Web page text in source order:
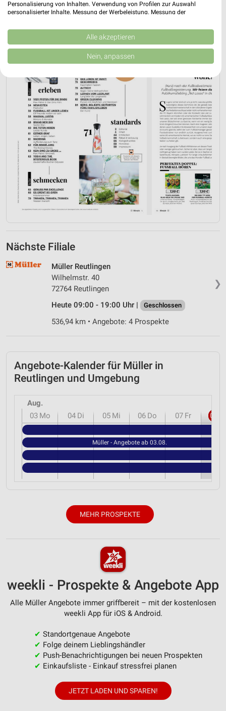
Nächste Filiale
❯
Müller Reutlingen
Wilhelmstr. 40
72764 Reutlingen
Heute 09:00 - 19:00 Uhr |
Geschlossen
536,94 km • Angebote: 4 Prospekte
Angebote-Kalender für Müller in
Reutlingen und Umgebung
Aug.
03 Mo 04 Di 05 Mi 06 Do 07 Fr 08
Müller - Angebote ab 03.08.
MEHR PROSPEKTE
weekli - Prospekte & Angebote App
Alle Müller Angebote immer griffbereit – mit der kostenlosen
weekli App für iOS & Android.
✔ Standortgenaue Angebote
✔ Folge deinem Lieblingshändler
✔ Push-Benachrichtigungen bei neuen Prospekten
✔ Einkaufsliste - Einkauf stressfrei planen
JETZT LADEN UND SPAREN!
Personalisierung von Inhalten. Verwendung von Profilen zur Auswahl
personalisierter Inhalte. Messung der Werbeleistung. Messung der
Kombinationen von Daten aus verschiedenen Quellen. Entwicklung und
Verbesserung der Angebote. Verwendung reduzierter Daten zur Auswahl
von Inhalten.
Daten können außerhalb der Europäischen Union weitergegeben und in die
USA gesendet werden.
Website/App.
Partnerliste anzeigen (1 IAB-Anbieter)
Wir nutzen Ihre Daten für folgende Zwecke:
IAB-Verarbeitungszwecke:
Speichern von oder Zugriff auf Informationen
auf einem Endgerät
Verwendung reduzierter Daten zur Auswahl von
Werbeanzeigen
Erstellung von Profilen für personalisierte
Werbung
Erstellung von Profilen zur Personalisierung
von Inhalten
Verwendung von Profilen zur Auswahl
personalisierter Inhalte
Messung der Werbeleistung
Kombinationen von Daten aus verschiedenen
Quellen
Verwendung reduzierter Daten zur Auswahl von
Inhalten
IAB-Besonderheiten:
Verwendung genauer Standortdaten
Geräte anhand von aktiv angeforderten
Informationen identifizieren
Alle akzeptieren
Nein, anpassen